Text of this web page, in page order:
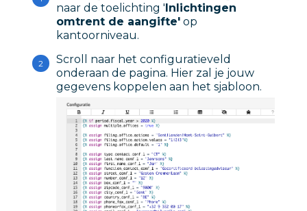
naar de toelichting 'Inlichtingen
omtrent de aangifte' op
kantoorniveau.
Scroll naar het configuratieveld
onderaan de pagina. Hier zal je jouw
gegevens koppelen aan het sjabloon.